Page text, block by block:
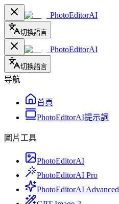
PhotoEditorAI
切換語言
PhotoEditorAI
切換語言
导航
首頁
PhotoEditorAI提示詞
圖片工具
PhotoEditorAI
PhotoEditorAI Pro
PhotoEditorAI Advanced